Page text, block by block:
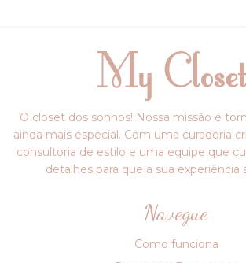
O closet dos sonhos! Nossa missão é
ainda mais especial. Com uma curadoria
consultoria de estilo e uma equipe que
detalhes para que a sua experiência
Navegue
Como funciona